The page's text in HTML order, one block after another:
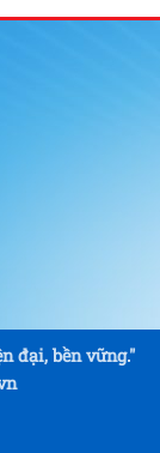
đại, bền vững."